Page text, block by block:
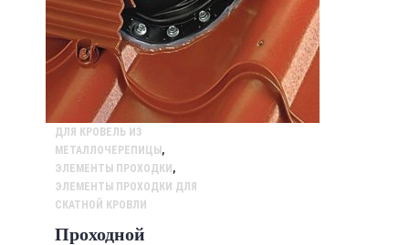
ДЛЯ КРОВЕЛЬ ИЗ
МЕТАЛЛОЧЕРЕПИЦЫ ,
ЭЛЕМЕНТЫ ПРОХОДКИ ,
ЭЛЕМЕНТЫ ПРОХОДКИ ДЛЯ
СКАТНОЙ КРОВЛИ
Проходной